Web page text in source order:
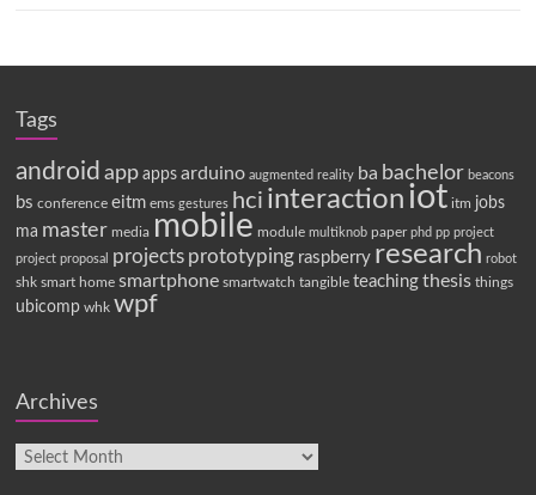
Tags
android app apps arduino augmented reality ba bachelor beacons
bs conference eitm ems gestures hci interaction iot itm jobs
ma master media mobile module multiknob paper phd pp project
project proposal
projects prototyping raspberry research robot
shk smart home smartphone smartwatch tangible teaching thesis things
ubicomp whk wpf
Archives